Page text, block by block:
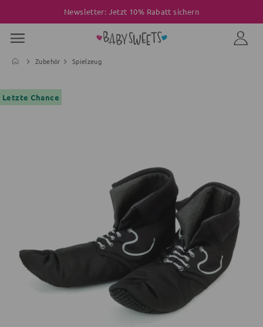
Newsletter: Jetzt 10% Rabatt sichern
Zubehör Spielzeug
Letzte Chance